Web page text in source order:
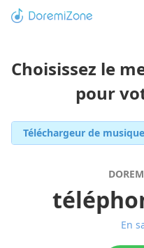
Choisissez le
pour
Téléchargeur de musique
En